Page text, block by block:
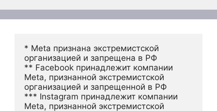
* Meta признана экстремистской
организацией и запрещена в РФ
** Facebook принадлежит компании
Meta, признанной экстремистской
организацией и запрещенной в РФ
*** Instagram принадлежит компании
Meta, признанной экстремистской